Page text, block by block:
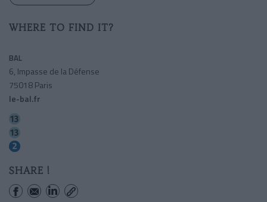
WHERE TO FIND IT?
BAL
6, Impasse de la Défense
75018 Paris
le-bal.fr
SHARE !